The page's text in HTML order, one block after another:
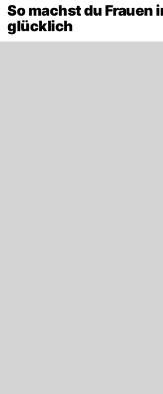
So machst du Frauen
glücklich